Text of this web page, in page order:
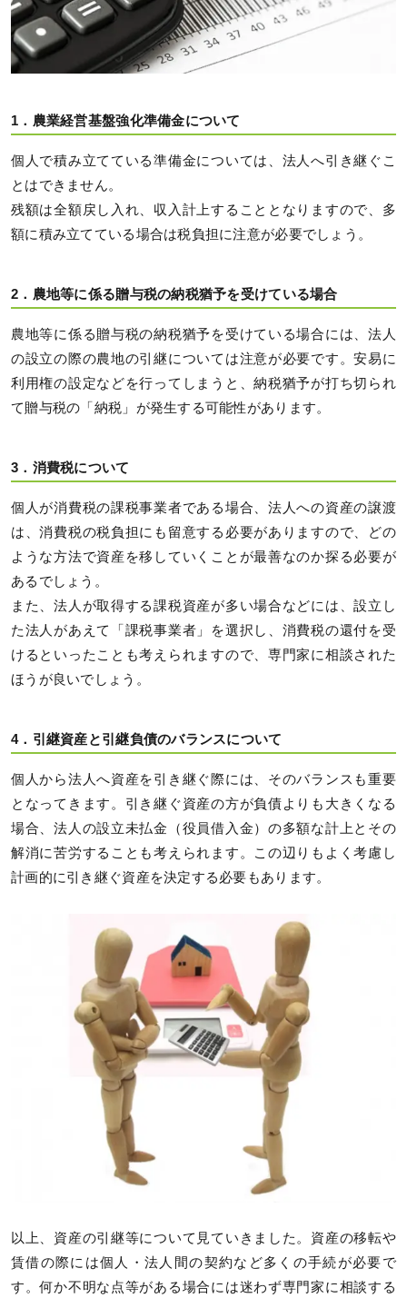
1．農業経営基盤強化準備金について
個人で積み立てている準備金については、法人へ引き継ぐこ
とはできません。
残額は全額戻し入れ、収入計上することとなりますので、多
額に積み立てている場合は税負担に注意が必要でしょう。
2．農地等に係る贈与税の納税猶予を受けている場合
農地等に係る贈与税の納税猶予を受けている場合には、法人
の設立の際の農地の引継については注意が必要です。安易に
利用権の設定などを行ってしまうと、納税猶予が打ち切られ
て贈与税の「納税」が発生する可能性があります。
3．消費税について
個人が消費税の課税事業者である場合、法人への資産の譲渡
は、消費税の税負担にも留意する必要がありますので、どの
ような方法で資産を移していくことが最善なのか探る必要が
あるでしょう。
また、法人が取得する課税資産が多い場合などには、設立し
た法人があえて「課税事業者」を選択し、消費税の還付を受
けるといったことも考えられますので、専門家に相談された
ほうが良いでしょう。
4．引継資産と引継負債のバランスについて
個人から法人へ資産を引き継ぐ際には、そのバランスも重要
となってきます。引き継ぐ資産の方が負債よりも大きくなる
場合、法人の設立未払金（役員借入金）の多額な計上とその
解消に苦労することも考えられます。この辺りもよく考慮し
計画的に引き継ぐ資産を決定する必要もあります。
以上、資産の引継等について見ていきました。資産の移転や
賃借の際には個人・法人間の契約など多くの手続が必要で
す。何か不明な点等がある場合には迷わず専門家に相談する